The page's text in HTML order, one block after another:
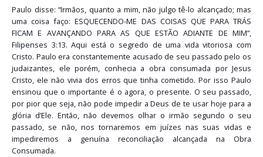
Paulo disse: “Irmãos, quanto a mim, não julgo tê-lo alcançado; mas
uma coisa faço: ESQUECENDO-ME DAS COISAS QUE PARA TRÁS
FICAM E AVANÇANDO PARA AS QUE ESTÃO ADIANTE DE MIM”,
Filipenses 3:13. Aqui está o segredo de uma vida vitoriosa com
Cristo. Paulo era constantemente acusado de seu passado pelo os
judaizantes, ele porém, conhecia a obra consumada por Jesus
Cristo, ele não vivia dos erros que tinha cometido. Por isso Paulo
ensinou que o importante é o agora, o presente. O seu passado,
por pior que seja, não pode impedir a Deus de te usar hoje para a
glória d’Ele. Então, não devemos olhar o irmão segundo o seu
passado, se não, nos tornaremos em juízes nas suas vidas e
impediremos a genuína reconciliação alcançada na Obra
Consumada.